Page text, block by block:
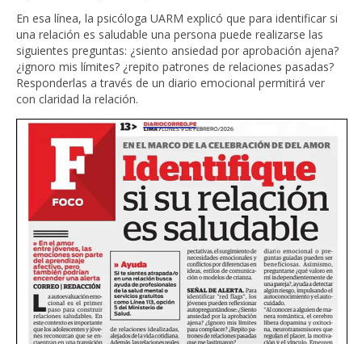
En esa línea, la psicóloga UARM explicó que para identificar si
una relación es saludable una persona puede realizarse las
siguientes preguntas: ¿siento ansiedad por aprobación ajena?
¿ignoro mis límites? ¿repito patrones de relaciones pasadas?
Responderlas a través de un diario emocional permitirá ver
con claridad la relación.